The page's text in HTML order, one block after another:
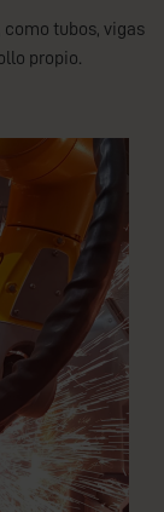
como tubos, vigas
propio.